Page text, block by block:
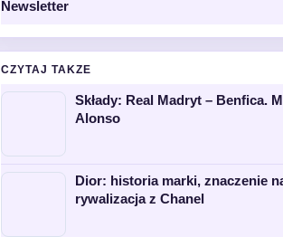
Newsletter
CZYTAJ TAKZE
Składy: Real Madryt – Benfica.
Alonso
Dior: historia marki, znaczenie
rywalizacja z Chanel